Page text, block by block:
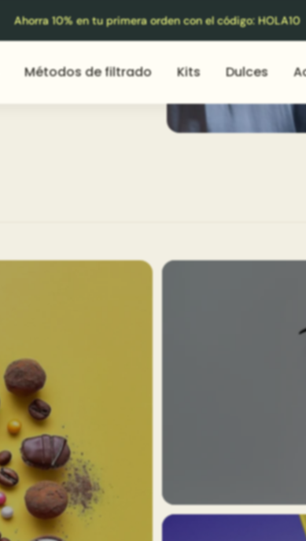
Ahorra 10% en tu primera orden con el código: HOLA10
Métodos de filtrado Kits Dulces